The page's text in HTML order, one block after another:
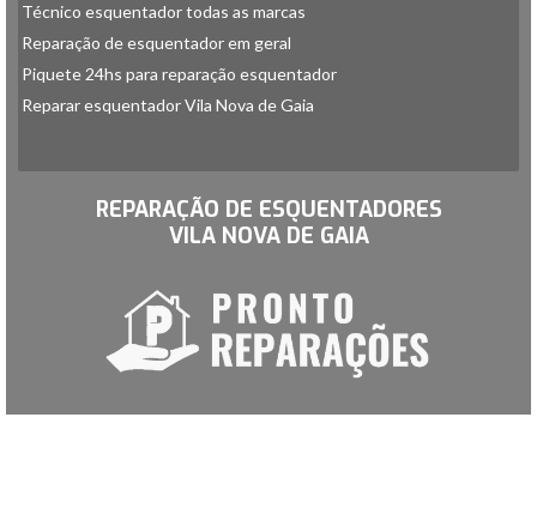
Técnico esquentador todas as marcas
Reparação de esquentador em geral
Piquete 24hs para reparação esquentador
Reparar esquentador Vila Nova de Gaia
REPARAÇÃO DE ESQUENTADORES
VILA NOVA DE GAIA